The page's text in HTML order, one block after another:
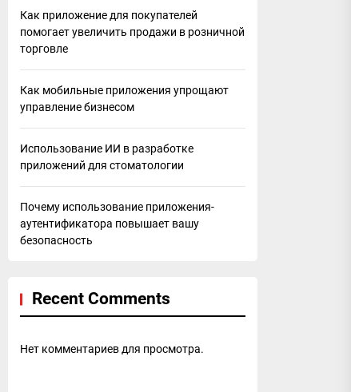
Как приложение для покупателей
помогает увеличить продажи в розничной
торговле
Как мобильные приложения упрощают
управление бизнесом
Использование ИИ в разработке
приложений для стоматологии
Почему использование приложения-
аутентификатора повышает вашу
безопасность
Recent Comments
Нет комментариев для просмотра.